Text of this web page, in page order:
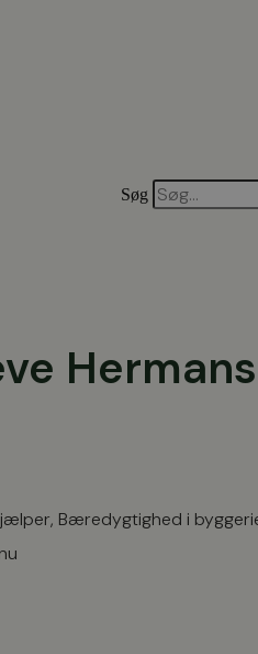
Søg
Bæredygtighed i